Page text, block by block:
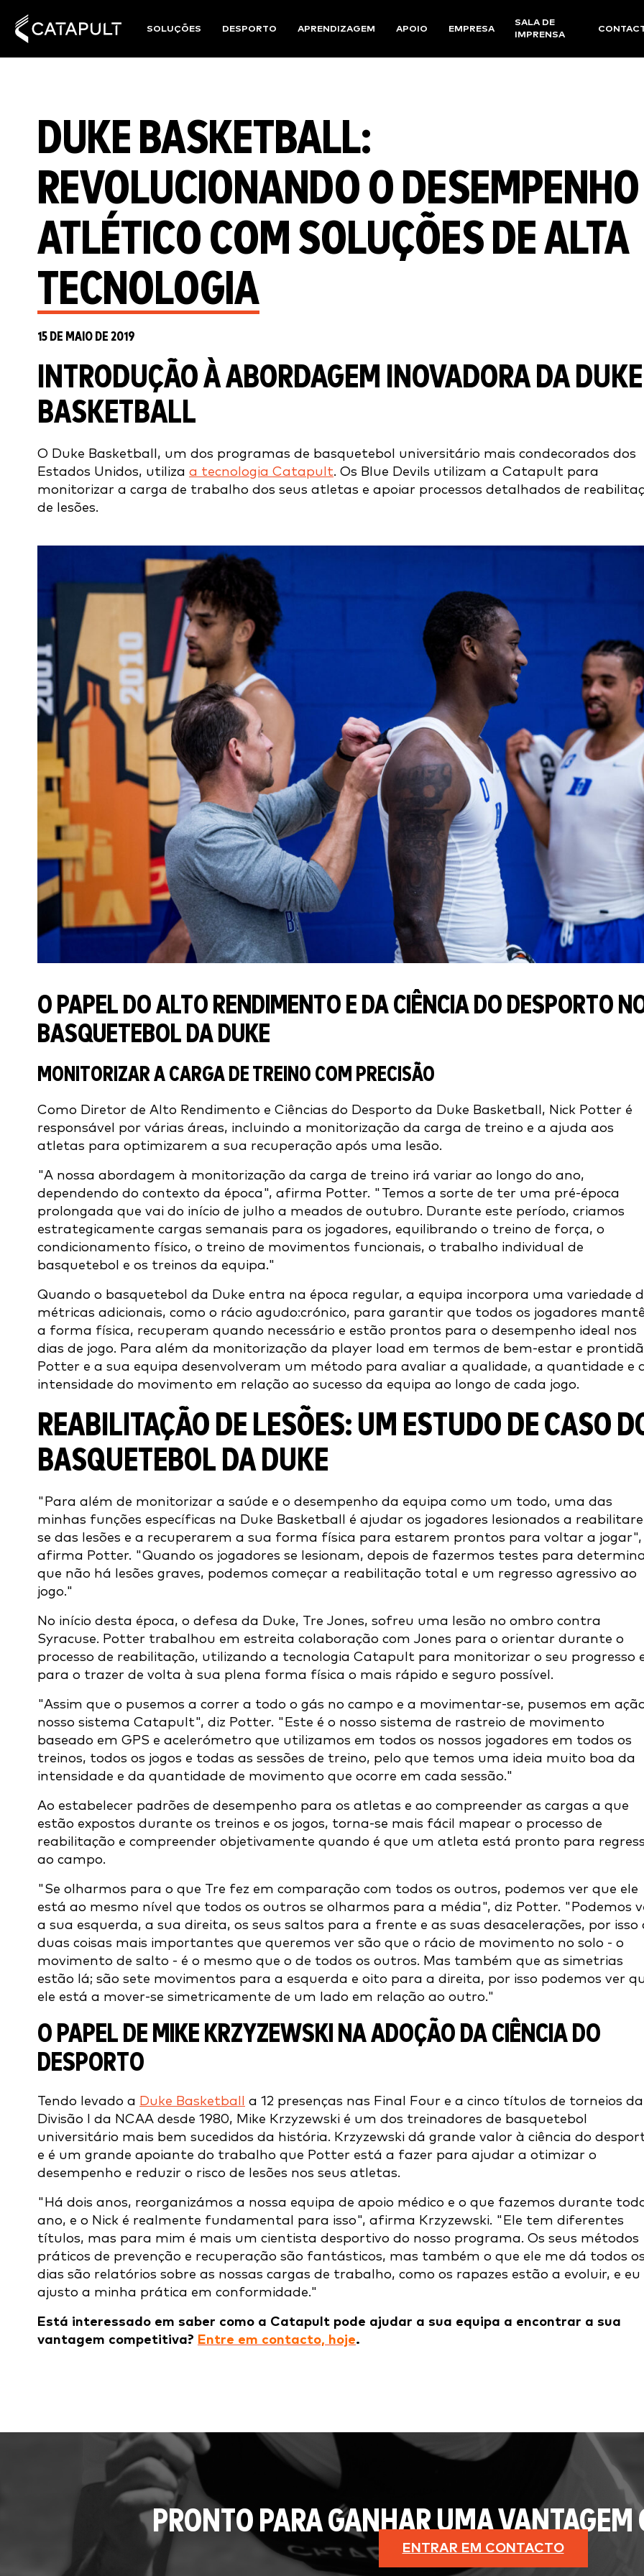
SOLUÇÕES DESPORTO APRENDIZAGEM APOIO EMPRESA
SALA DE
IMPRENSA
DUKE BASKETBALL:
REVOLUCIONANDO O DESEMPENHO
ATLÉTICO COM SOLUÇÕES DE ALTA
TECNOLOGIA
15 DE MAIO DE 2019
INTRODUÇÃO À ABORDAGEM INOVADORA DA DUKE
BASKETBALL
O Duke Basketball, um dos programas de basquetebol universitário mais condecorados dos
Estados Unidos, utiliza a tecnologia Catapult. Os Blue Devils utilizam a Catapult para
monitorizar a carga de trabalho dos seus atletas e apoiar processos detalhados de
de lesões.
O PAPEL DO ALTO RENDIMENTO E DA CIÊNCIA DO DESPORTO
BASQUETEBOL DA DUKE
MONITORIZAR A CARGA DE TREINO COM PRECISÃO
Como Diretor de Alto Rendimento e Ciências do Desporto da Duke Basketball, Nick Potter é
responsável por várias áreas, incluindo a monitorização da carga de treino e a ajuda aos
atletas para optimizarem a sua recuperação após uma lesão.
"A nossa abordagem à monitorização da carga de treino irá variar ao longo do ano,
dependendo do contexto da época", afirma Potter. "Temos a sorte de ter uma pré-época
prolongada que vai do início de julho a meados de outubro. Durante este período, criamos
estrategicamente cargas semanais para os jogadores, equilibrando o treino de força, o
condicionamento físico, o treino de movimentos funcionais, o trabalho individual de
basquetebol e os treinos da equipa."
Quando o basquetebol da Duke entra na época regular, a equipa incorpora uma variedade
métricas adicionais, como o rácio agudo:crónico, para garantir que todos os jogadores
a forma física, recuperam quando necessário e estão prontos para o desempenho ideal nos
dias de jogo. Para além da monitorização da player load em termos de bem-estar e
Potter e a sua equipa desenvolveram um método para avaliar a qualidade, a quantidade e
intensidade do movimento em relação ao sucesso da equipa ao longo de cada jogo.
REABILITAÇÃO DE LESÕES: UM ESTUDO DE CASO
BASQUETEBOL DA DUKE
"Para além de monitorizar a saúde e o desempenho da equipa como um todo, uma das
minhas funções específicas na Duke Basketball é ajudar os jogadores lesionados a
se das lesões e a recuperarem a sua forma física para estarem prontos para voltar a jogar",
afirma Potter. "Quando os jogadores se lesionam, depois de fazermos testes para
que não há lesões graves, podemos começar a reabilitação total e um regresso agressivo ao
jogo."
No início desta época, o defesa da Duke, Tre Jones, sofreu uma lesão no ombro contra
Syracuse. Potter trabalhou em estreita colaboração com Jones para o orientar durante o
processo de reabilitação, utilizando a tecnologia Catapult para monitorizar o seu progresso
para o trazer de volta à sua plena forma física o mais rápido e seguro possível.
"Assim que o pusemos a correr a todo o gás no campo e a movimentar-se, pusemos em
nosso sistema Catapult", diz Potter. "Este é o nosso sistema de rastreio de movimento
baseado em GPS e acelerómetro que utilizamos em todos os nossos jogadores em todos os
treinos, todos os jogos e todas as sessões de treino, pelo que temos uma ideia muito boa da
intensidade e da quantidade de movimento que ocorre em cada sessão."
Ao estabelecer padrões de desempenho para os atletas e ao compreender as cargas a que
estão expostos durante os treinos e os jogos, torna-se mais fácil mapear o processo de
reabilitação e compreender objetivamente quando é que um atleta está pronto para
ao campo.
"Se olharmos para o que Tre fez em comparação com todos os outros, podemos ver que ele
está ao mesmo nível que todos os outros se olharmos para a média", diz Potter. "Podemos
a sua esquerda, a sua direita, os seus saltos para a frente e as suas desacelerações, por isso
duas coisas mais importantes que queremos ver são que o rácio de movimento no solo - o
movimento de salto - é o mesmo que o de todos os outros. Mas também que as simetrias
estão lá; são sete movimentos para a esquerda e oito para a direita, por isso podemos ver
ele está a mover-se simetricamente de um lado em relação ao outro."
O PAPEL DE MIKE KRZYZEWSKI NA ADOÇÃO DA CIÊNCIA DO
DESPORTO
Tendo levado a Duke Basketball
a 12 presenças nas Final Four e a cinco títulos de torneios da
Divisão I da NCAA desde 1980, Mike Krzyzewski é um dos treinadores de basquetebol
universitário mais bem sucedidos da história. Krzyzewski dá grande valor à ciência do
e é um grande apoiante do trabalho que Potter está a fazer para ajudar a otimizar o
desempenho e reduzir o risco de lesões nos seus atletas.
"Há dois anos, reorganizámos a nossa equipa de apoio médico e o que fazemos durante
ano, e o Nick é realmente fundamental para isso", afirma Krzyzewski. "Ele tem diferentes
títulos, mas para mim é mais um cientista desportivo do nosso programa. Os seus métodos
práticos de prevenção e recuperação são fantásticos, mas também o que ele me dá todos
dias são relatórios sobre as nossas cargas de trabalho, como os rapazes estão a evoluir, e eu
ajusto a minha prática em conformidade."
Está interessado em saber como a Catapult pode ajudar a sua equipa a encontrar a sua
vantagem competitiva? Entre em contacto, hoje.
PRONTO PARA GANHAR UMA VANTAGEM
ENTRAR EM CONTACTO